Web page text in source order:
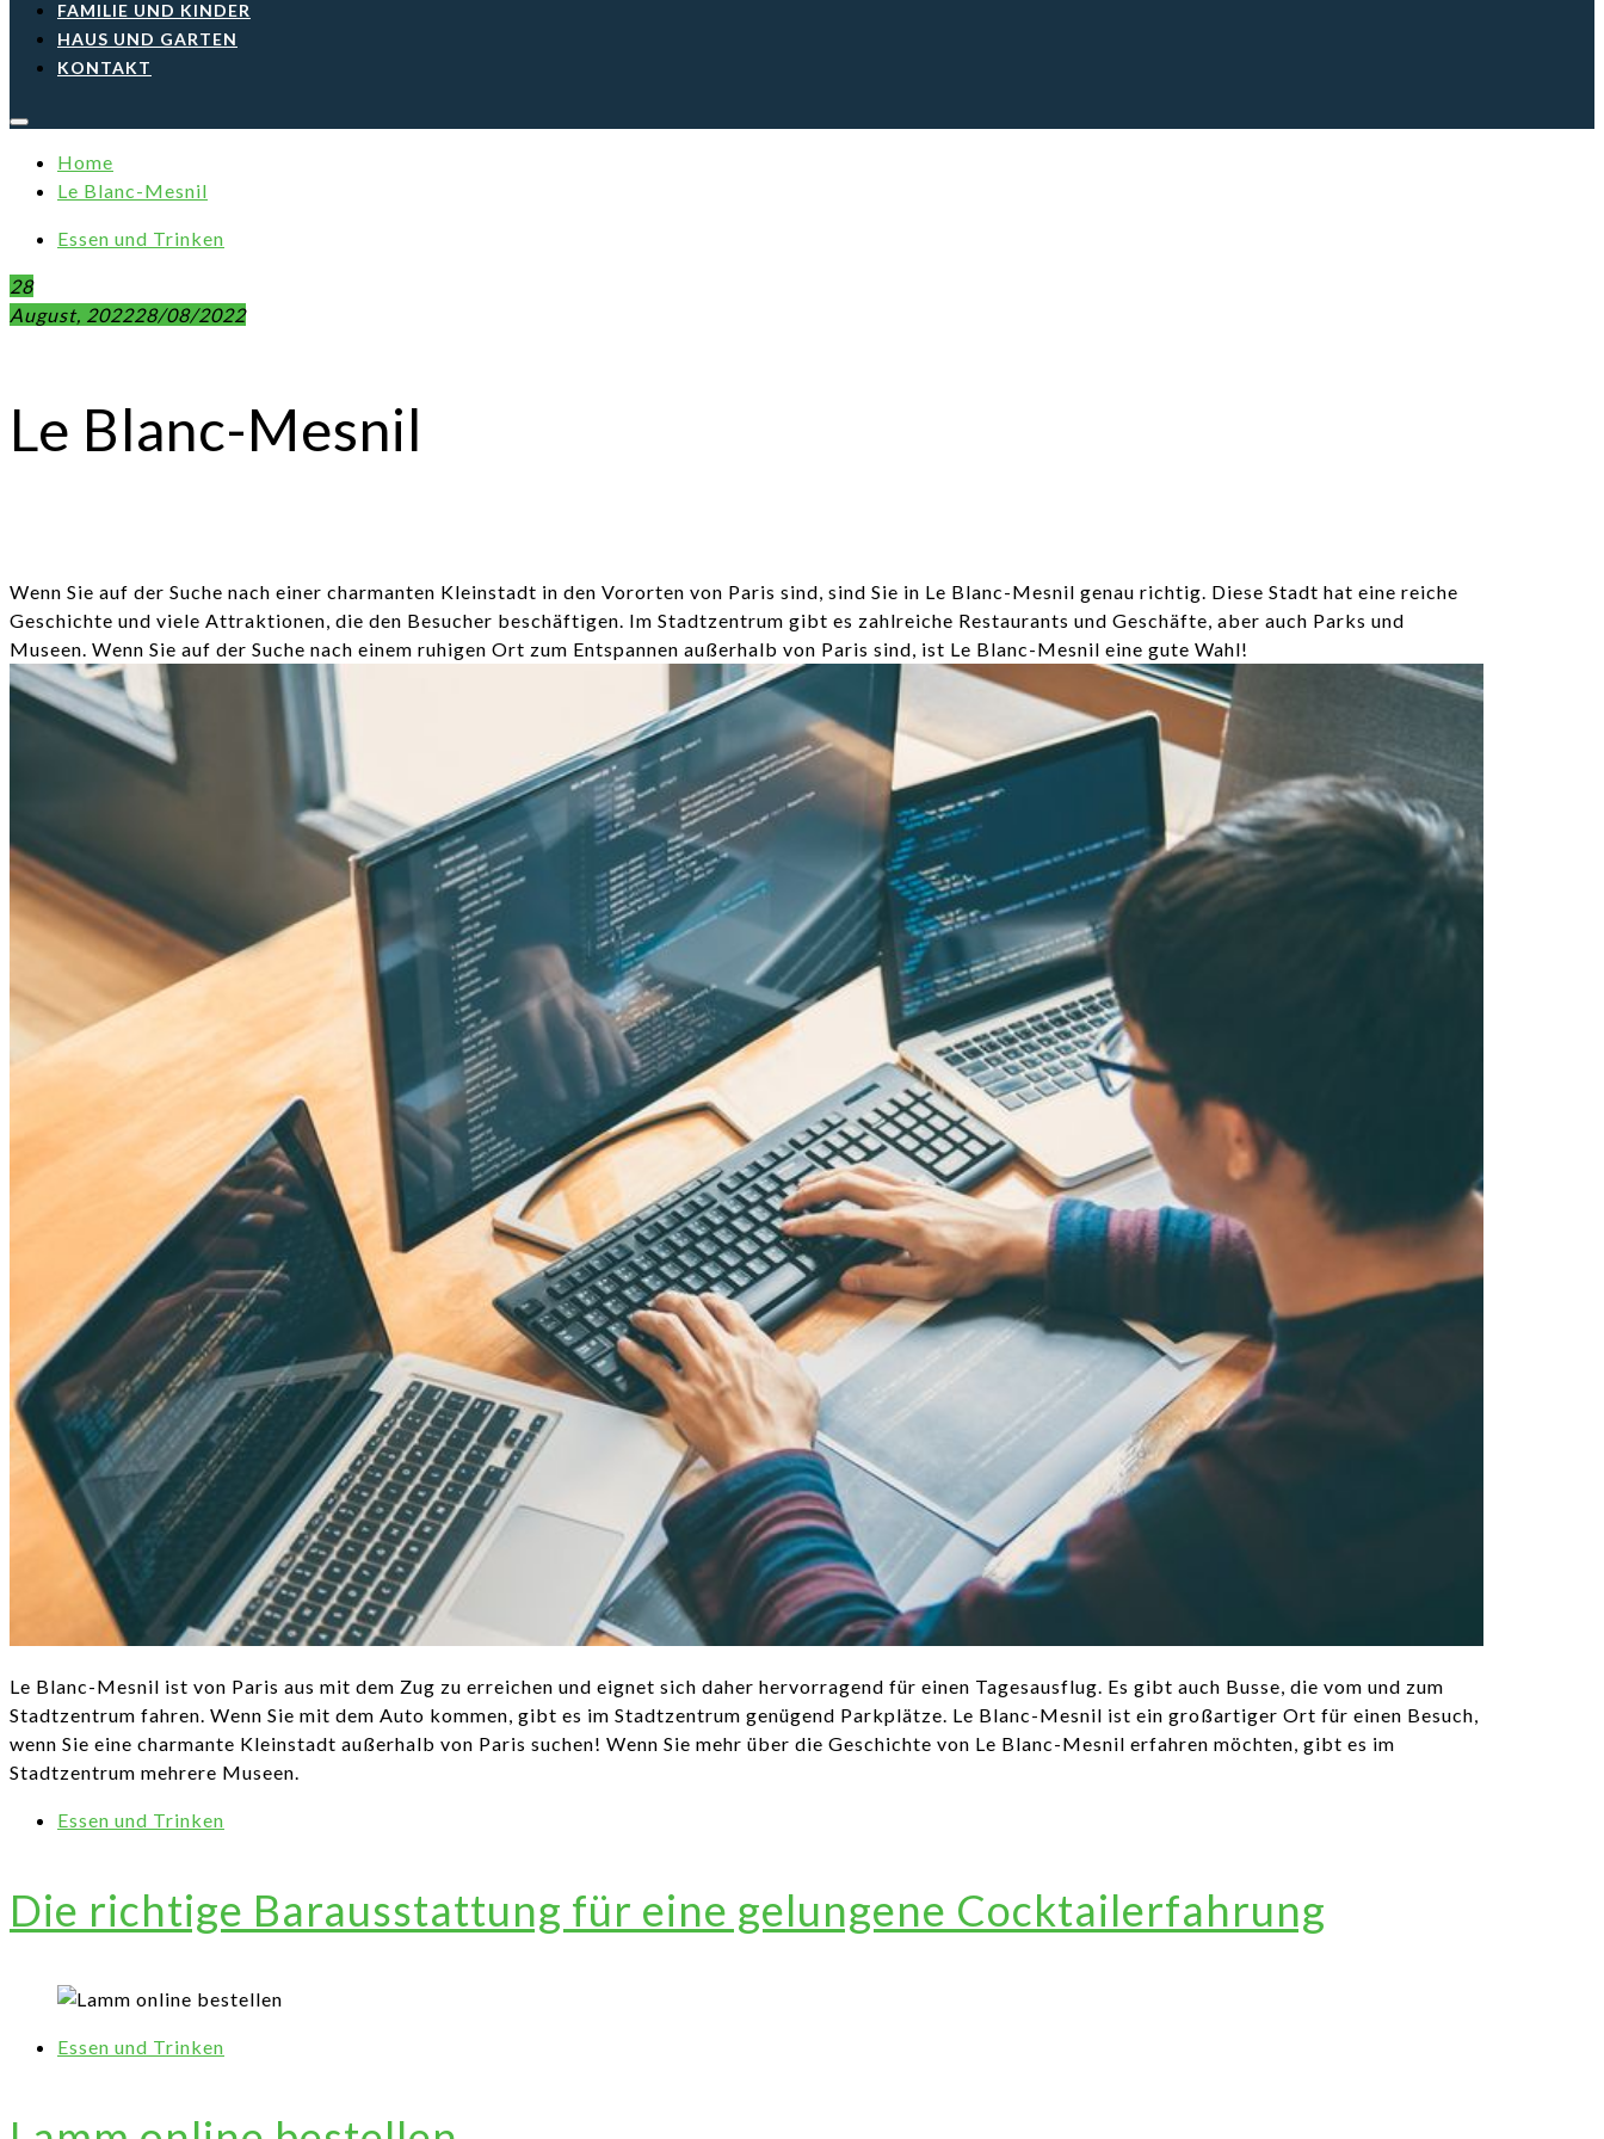
FAMILIE UND KINDER
HAUS UND GARTEN
KONTAKT
Home
Le Blanc-Mesnil
Essen und Trinken
28
August, 202228/08/2022
Le Blanc-Mesnil
Wenn Sie auf der Suche nach einer charmanten Kleinstadt in den Vororten von Paris sind, sind Sie in Le Blanc-Mesnil genau richtig. Diese Stadt hat eine reiche
Geschichte und viele Attraktionen, die den Besucher beschäftigen. Im Stadtzentrum gibt es zahlreiche Restaurants und Geschäfte, aber auch Parks und
Museen. Wenn Sie auf der Suche nach einem ruhigen Ort zum Entspannen außerhalb von Paris sind, ist Le Blanc-Mesnil eine gute Wahl!
Le Blanc-Mesnil ist von Paris aus mit dem Zug zu erreichen und eignet sich daher hervorragend für einen Tagesausflug. Es gibt auch Busse, die vom und zum
Stadtzentrum fahren. Wenn Sie mit dem Auto kommen, gibt es im Stadtzentrum genügend Parkplätze. Le Blanc-Mesnil ist ein großartiger Ort für einen Besuch,
wenn Sie eine charmante Kleinstadt außerhalb von Paris suchen! Wenn Sie mehr über die Geschichte von Le Blanc-Mesnil erfahren möchten, gibt es im
Stadtzentrum mehrere Museen.
Essen und Trinken
Die richtige Barausstattung für eine gelungene Cocktailerfahrung
Essen und Trinken